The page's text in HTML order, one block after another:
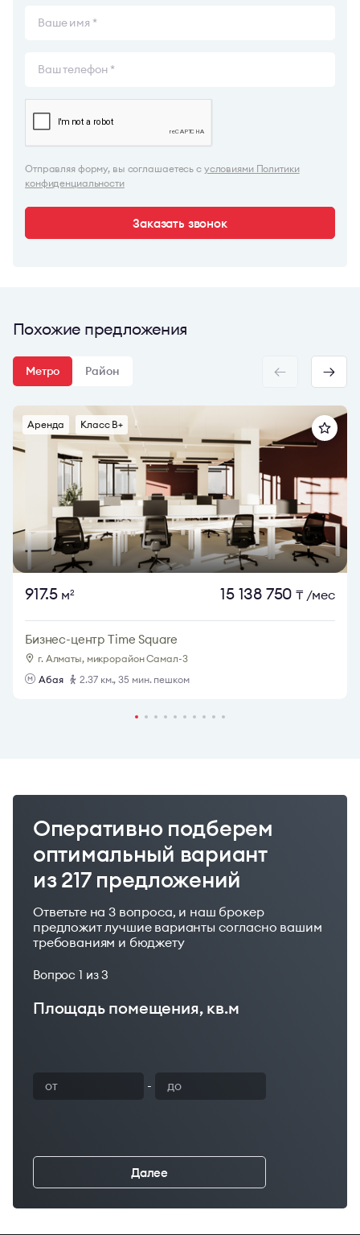
Отправляя форму, вы соглашаетесь с условиями Политики
конфиденциальности
Заказать звонок
Похожие предложения
Метро Район
Аренда Класс B+
917.5 м2 15 138 750 ₸ /мес
Бизнес-центр Time Square
г. Алматы, микрорайон Самал-3
Абая
2.37 км., 35 мин. пешком
Оперативно подберем
оптимальный вариант
из 217 предложений
Ответьте на 3 вопроса, и наш брокер
предложит лучшие варианты согласно вашим
требованиям и бюджету
Вопрос 1 из 3
Площадь помещения, кв.м
-
Далее